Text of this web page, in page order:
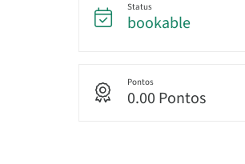
Status
bookable
Pontos
0.00 Pontos